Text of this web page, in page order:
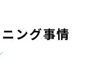
ング事情